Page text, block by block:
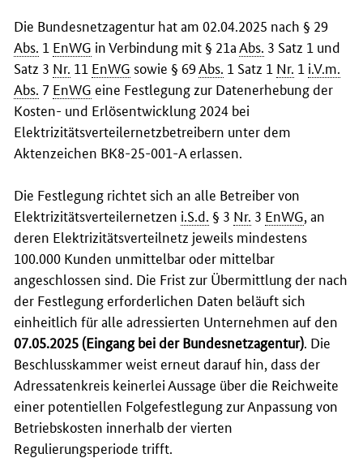
Die Bundesnetzagentur hat am 02.04.2025 nach § 29
Abs. 1 EnWG in Verbindung mit § 21aAbs. 3 Satz 1 und
Satz 3 Nr. 11 EnWG sowie § 69Abs. 1 Satz 1 Nr. 1 i.V.m.
Abs. 7 EnWG eine Festlegung zur Datenerhebung der
Kosten- und Erlösentwicklung 2024 bei
Elektrizitätsverteilernetzbetreibern unter dem
Aktenzeichen BK8-25-001-A erlassen.
Die Festlegung richtet sich an alle Betreiber von
Elektrizitätsverteilernetzen i.S.d. § 3 Nr. 3 EnWG, an
deren Elektrizitätsverteilnetz jeweils mindestens
100.000 Kunden unmittelbar oder mittelbar
angeschlossen sind. Die Frist zur Übermittlung der nach
der Festlegung erforderlichen Daten beläuft sich
einheitlich für alle adressierten Unternehmen auf den
07.05.2025 (Eingang bei der Bundesnetzagentur). Die
Beschlusskammer weist erneut darauf hin, dass der
Adressatenkreis keinerlei Aussage über die Reichweite
einer potentiellen Folgefestlegung zur Anpassung von
Betriebskosten innerhalb der vierten
Regulierungsperiode trifft.